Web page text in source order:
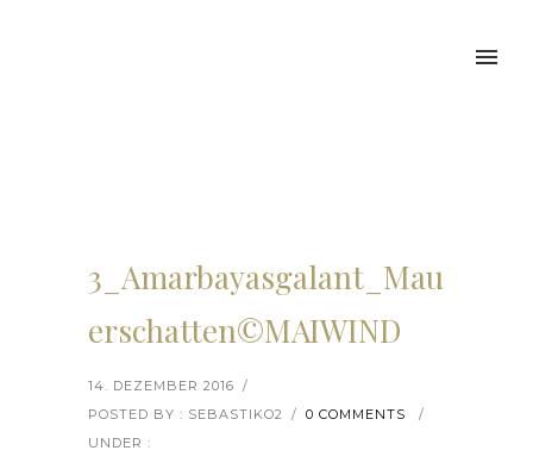
3_Amarbayasgalant_Mau
erschatten©MAIWIND
14. DEZEMBER 2016 /
POSTED BY : SEBASTIKO2 / 0 COMMENTS
/
UNDER :